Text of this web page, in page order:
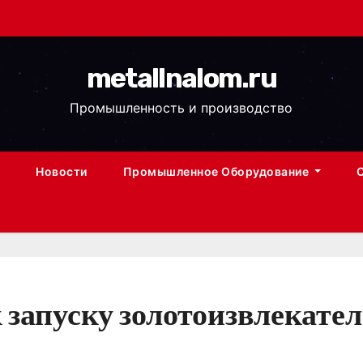
metallnalom.ru
Промышленность и производство
Новости Промышленное Оборудование